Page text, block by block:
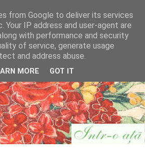
from Google to deliver its services
Your IP address and user-agent are
with performance and security
of service, generate usage
and address abuse.
MORE GOT IT